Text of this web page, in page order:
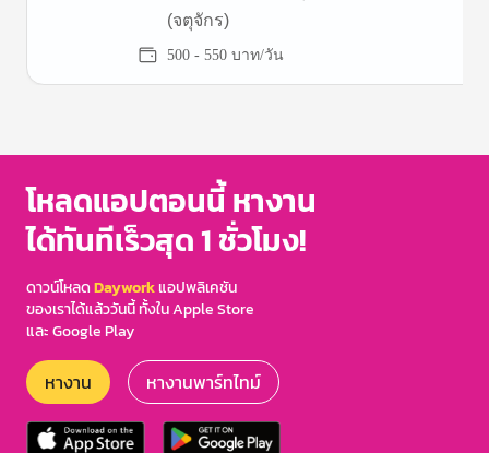
(จตุจักร)
500 - 550 บาท/วัน
of
โหลดแอปตอนนี้ หางาน
ได้ทันทีเร็วสุด 1 ชั่วโมง!
ดาวน์โหลดDayworkแอปพลิเคชัน
ของเราได้แล้ววันนี้ ทั้งใน Apple Store
และ Google Play
หางาน หางานพาร์ทไทม์